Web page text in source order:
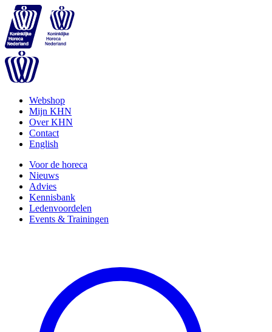
Webshop
Mijn KHN
Over KHN
Contact
English
Voor de horeca
Nieuws
Advies
Kennisbank
Ledenvoordelen
Events & Trainingen